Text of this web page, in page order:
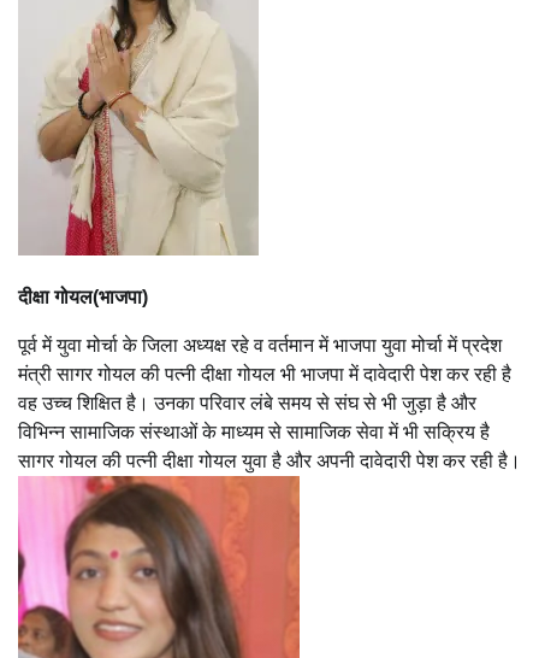
दीक्षा गोयल(भाजपा)
पूर्व में युवा मोर्चा के जिला अध्यक्ष रहे व वर्तमान में भाजपा युवा मोर्चा में प्रदेश
मंत्री सागर गोयल की पत्नी दीक्षा गोयल भी भाजपा में दावेदारी पेश कर रही है
वह उच्च शिक्षित है। उनका परिवार लंबे समय से संघ से भी जुड़ा है और
विभिन्न सामाजिक संस्थाओं के माध्यम से सामाजिक सेवा में भी सक्रिय है
सागर गोयल की पत्नी दीक्षा गोयल युवा है और अपनी दावेदारी पेश कर रही है।